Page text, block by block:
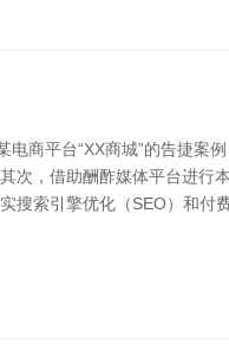
商平台“XX商城”的告捷案
次，借助酬酢媒体平台进行
搜索引擎优化（SEO）和付